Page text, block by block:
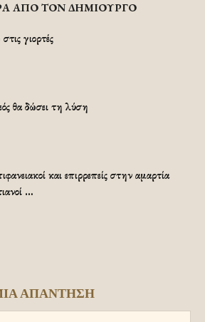
ΑΠΟ ΤΟΝ ΔΗΜΙΟΥΡΓΟ
γιορτές
θα δώσει τη λύση
και επιρρεπείς στην αμαρτία
…
ΑΠΑΝΤΗΣΗ